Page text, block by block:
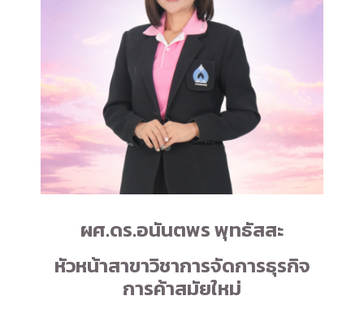
ผศ.ดร.อนันตพร พุทธัสสะ
หัวหน้าสาขาวิชาการจัดการธุรกิจ
การค้าสมัยใหม่